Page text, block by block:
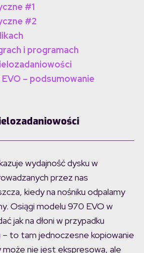
#1
#2
i programach
– podsumowanie
wydajność dysku w
przez nas
kiedy na nośniku odpalamy
Osiągi modelu 970 EVO w
jak na dłoni w przypadku
– to tam jednoczesne kopiowanie
może nie jest ekspresowa, ale